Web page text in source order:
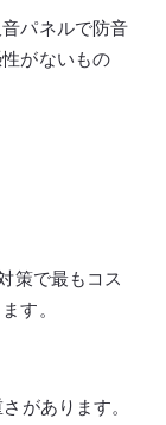
パネルで防音
がないもの
策で最もコス
す。
があります。